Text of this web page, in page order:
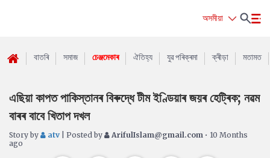
অসমীয়া
বাতৰি সমাজ চেঞ্জমেকাৰ ঐতিহ্য যুৱ পৰিক্ৰমা ক্ৰীড়া মতামত
এছিয়া কাপত পাকিস্তানৰ বিৰুদ্ধে টীম ইণ্ডিয়াৰ জয়ৰ হেট্ৰিক; নৱম
বাৰৰ বাবে খিতাপ দখল
Story by atv | Posted by ArifulIslam@gmail.com • 10 Months
ago